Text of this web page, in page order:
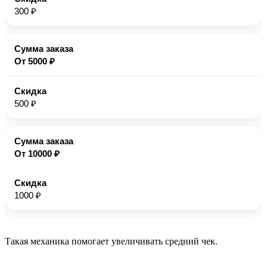
300 ₽
От 5000 ₽
500 ₽
От 10000 ₽
1000 ₽
Такая механика помогает увеличивать средний чек.